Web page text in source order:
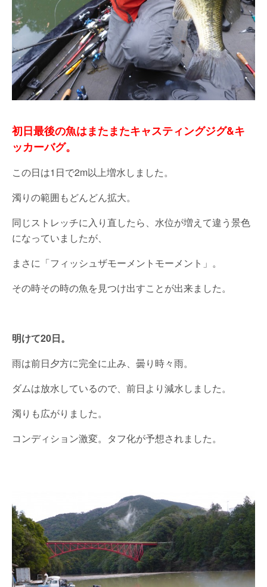
初日最後の魚はまたまたキャスティングジグ&キ
ッカーバグ。
この日は1日で2m以上増水しました。
濁りの範囲もどんどん拡大。
同じストレッチに入り直したら、水位が増えて違う景色
になっていましたが、
まさに「フィッシュザモーメントモーメント」。
その時その時の魚を見つけ出すことが出来ました。
明けて20日。
雨は前日夕方に完全に止み、曇り時々雨。
ダムは放水しているので、前日より減水しました。
濁りも広がりました。
コンディション激変。タフ化が予想されました。